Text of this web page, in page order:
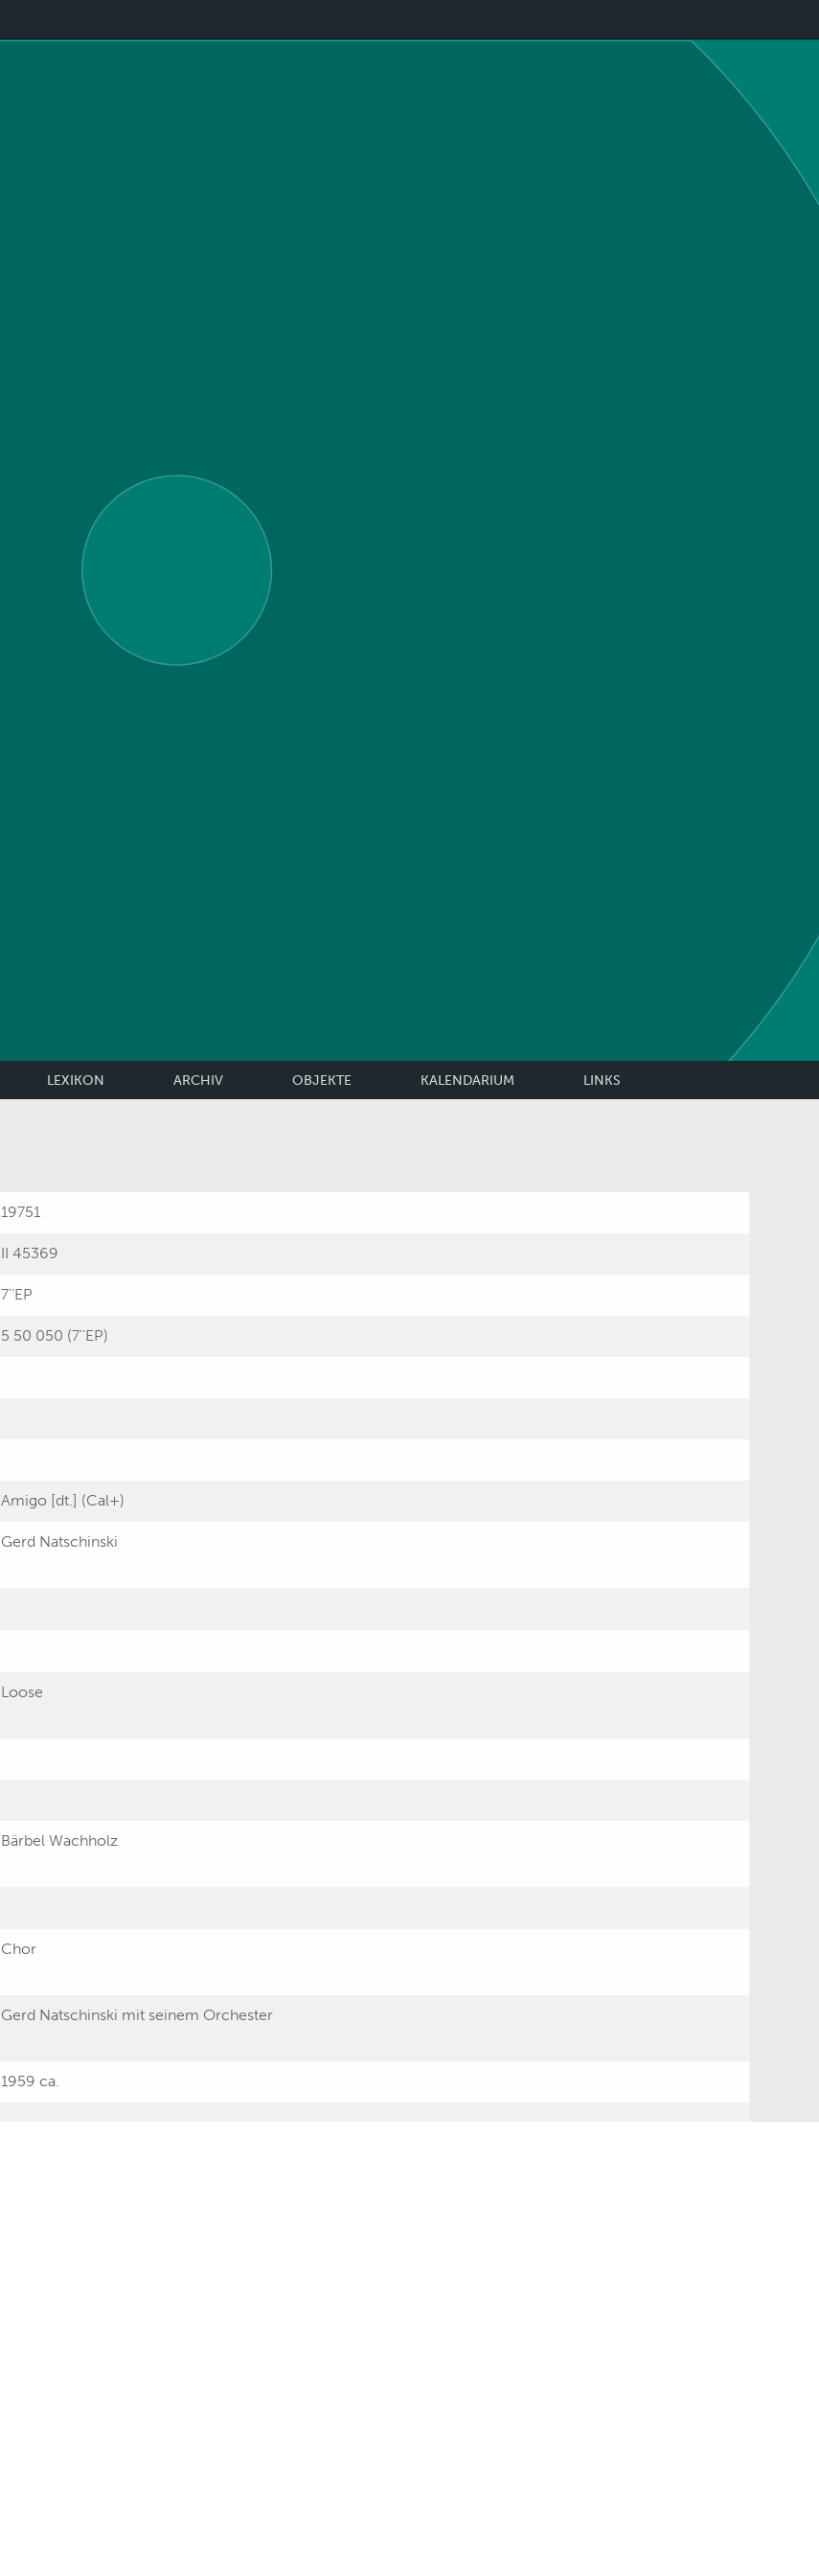
LEXIKON ARCHIV OBJEKTE KALENDARIUM LINKS
19751
II 45369
7''EP
5 50 050 (7''EP)
Amigo [dt.] (Cal+)
Gerd Natschinski
Loose
Bärbel Wachholz
Chor
Gerd Natschinski mit seinem Orchester
1959 ca.